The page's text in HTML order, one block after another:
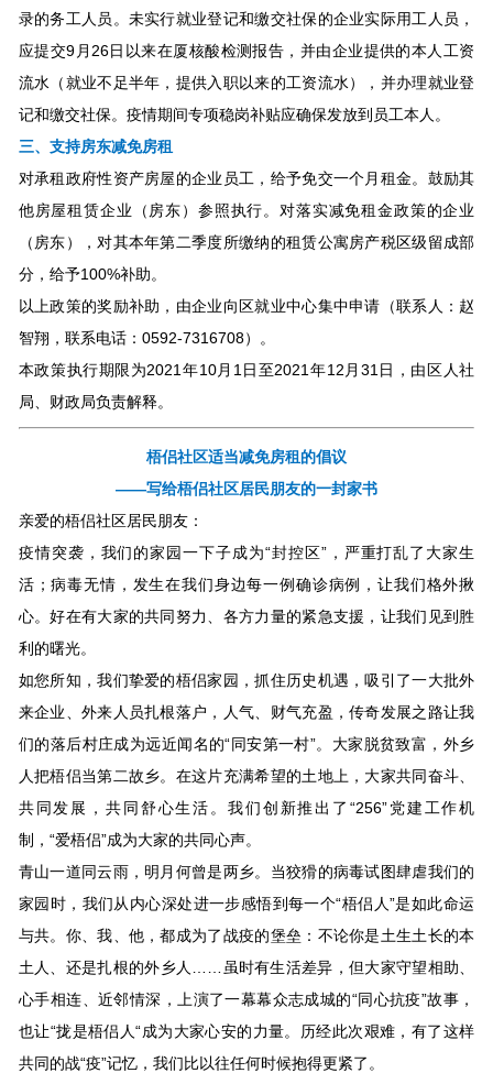
录的务工人员。未实行就业登记和缴交社保的企业实际用工人员，
应提交9月26日以来在厦核酸检测报告，并由企业提供的本人工资
流水（就业不足半年，提供入职以来的工资流水），并办理就业登
记和缴交社保。疫情期间专项稳岗补贴应确保发放到员工本人。
三、支持房东减免房租
对承租政府性资产房屋的企业员工，给予免交一个月租金。鼓励其
他房屋租赁企业（房东）参照执行。对落实减免租金政策的企业
（房东），对其本年第二季度所缴纳的租赁公寓房产税区级留成部
分，给予100%补助。
以上政策的奖励补助，由企业向区就业中心集中申请（联系人：赵
智翔，联系电话：0592-7316708）。
本政策执行期限为2021年10月1日至2021年12月31日，由区人社
局、财政局负责解释。
梧侣社区适当减免房租的倡议
——写给梧侣社区居民朋友的一封家书
亲爱的梧侣社区居民朋友：
疫情突袭，我们的家园一下子成为“封控区”，严重打乱了大家生
活；病毒无情，发生在我们身边每一例确诊病例，让我们格外揪
心。好在有大家的共同努力、各方力量的紧急支援，让我们见到胜
利的曙光。
如您所知，我们挚爱的梧侣家园，抓住历史机遇，吸引了一大批外
来企业、外来人员扎根落户，人气、财气充盈，传奇发展之路让我
们的落后村庄成为远近闻名的“同安第一村”。大家脱贫致富，外乡
人把梧侣当第二故乡。在这片充满希望的土地上，大家共同奋斗、
共同发展，共同舒心生活。我们创新推出了“256”党建工作机
制，“爱梧侣”成为大家的共同心声。
青山一道同云雨，明月何曾是两乡。当狡猾的病毒试图肆虐我们的
家园时，我们从内心深处进一步感悟到每一个“梧侣人”是如此命运
与共。你、我、他，都成为了战疫的堡垒：不论你是土生土长的本
土人、还是扎根的外乡人……虽时有生活差异，但大家守望相助、
心手相连、近邻情深，上演了一幕幕众志成城的“同心抗疫”故事，
也让“拢是梧侣人“成为大家心安的力量。历经此次艰难，有了这样
共同的战“疫”记忆，我们比以往任何时候抱得更紧了。